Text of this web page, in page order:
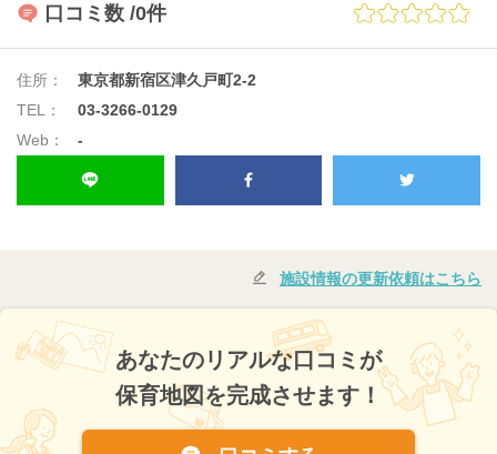
口コミ数 /0件
住所：
東京都新宿区津久戸町2-2
TEL：
03-3266-0129
Web：
-
施設情報の更新依頼はこちら
あなたのリアルな口コミが
保育地図を完成させます！